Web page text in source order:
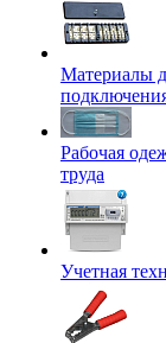
Материалы
Рабочая
труда
Учетная